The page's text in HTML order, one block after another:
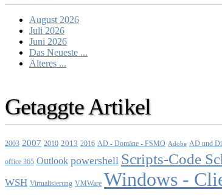
August 2026
Juli 2026
Juni 2026
Das Neueste ...
Älteres ...
Getaggte Artikel
2003 2007 2010 2013 2016 AD - Domäne - FSMO Adobe AD und
office 365 Outlook powershell Scripts-Code
WSH Virtualisierung VMWare Windows -